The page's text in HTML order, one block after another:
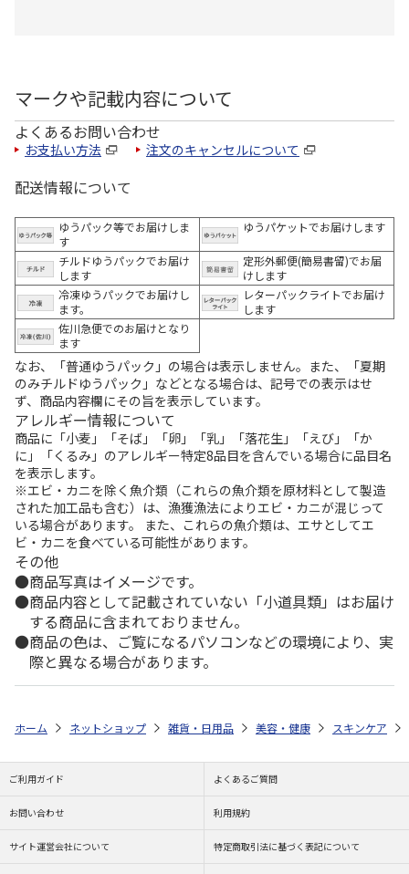
マークや記載内容について
よくあるお問い合わせ
お支払い方法 注文のキャンセルについて
配送情報について
ゆうパック等でお届けしま
す
ゆうパケットでお届けします
チルドゆうパックでお届け
します
定形外郵便(簡易書留)でお届
けします
冷凍ゆうパックでお届けし
ます。
レターパックライトでお届け
します
佐川急便でのお届けとなり
ます
なお、「普通ゆうパック」の場合は表示しません。また、「夏期
のみチルドゆうパック」などとなる場合は、記号での表示はせ
ず、商品内容欄にその旨を表示しています。
アレルギー情報について
商品に「小麦」「そば」「卵」「乳」「落花生」「えび」「か
に」「くるみ」のアレルギー特定8品目を含んでいる場合に品目名
を表示します。
※エビ・カニを除く魚介類（これらの魚介類を原材料として製造
された加工品も含む）は、漁獲漁法によりエビ・カニが混じって
いる場合があります。 また、これらの魚介類は、エサとしてエ
ビ・カニを食べている可能性があります。
その他
商品写真はイメージです。
商品内容として記載されていない「小道具類」はお届け
する商品に含まれておりません。
商品の色は、ご覧になるパソコンなどの環境により、実
際と異なる場合があります。
ホーム ネットショップ 雑貨・日用品 美容・健康 スキンケア
ご利用ガイド よくあるご質問
お問い合わせ 利用規約
サイト運営会社について 特定商取引法に基づく表記について